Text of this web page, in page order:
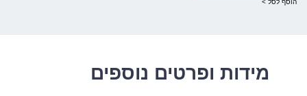
הוסף לסל >
מידות ופרטים נוספים